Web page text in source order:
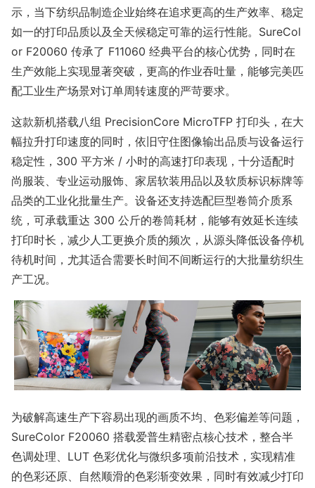
示，当下纺织品制造企业始终在追求更高的生产效率、稳定
如一的打印品质以及全天候稳定可靠的运行性能。SureCol
or F20060 传承了 F11060 经典平台的核心优势，同时在
生产效能上实现显著突破，更高的作业吞吐量，能够完美匹
配工业生产场景对订单周转速度的严苛要求。
这款新机搭载八组 PrecisionCore MicroTFP 打印头，在大
幅拉升打印速度的同时，依旧守住图像输出品质与设备运行
稳定性，300 平方米 / 小时的高速打印表现，十分适配时
尚服装、专业运动服饰、家居软装用品以及软质标识标牌等
品类的工业化批量生产。设备还支持选配巨型卷筒介质系
统，可承载重达 300 公斤的卷筒耗材，能够有效延长连续
打印时长，减少人工更换介质的频次，从源头降低设备停机
待机时间，尤其适合需要长时间不间断运行的大批量纺织生
产工况。
为破解高速生产下容易出现的画质不均、色彩偏差等问题，
SureColor F20060 搭载爱普生精密点核心技术，整合半
色调处理、LUT 色彩优化与微织多项前沿技术，实现精准
的色彩还原、自然顺滑的色彩渐变效果，同时有效减少打印